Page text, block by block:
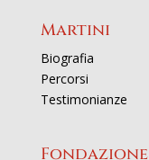
Martini
Biografia
Percorsi
Testimonianze
Fondazione